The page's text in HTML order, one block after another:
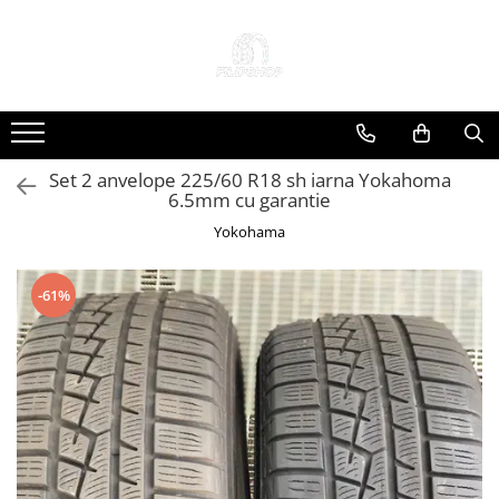
Anvelope
Anvelope Reconstruite
Anvelope Second-Hand
Capace Jante
Jante
Jante NOI
Jante Second-Hand
Accesorii Auto
Padele Auto
Accesorii Exterior Auto
Set 2 anvelope 225/60 R18 sh iarna Yokahoma
6.5mm cu garantie
Yokohama
-61%